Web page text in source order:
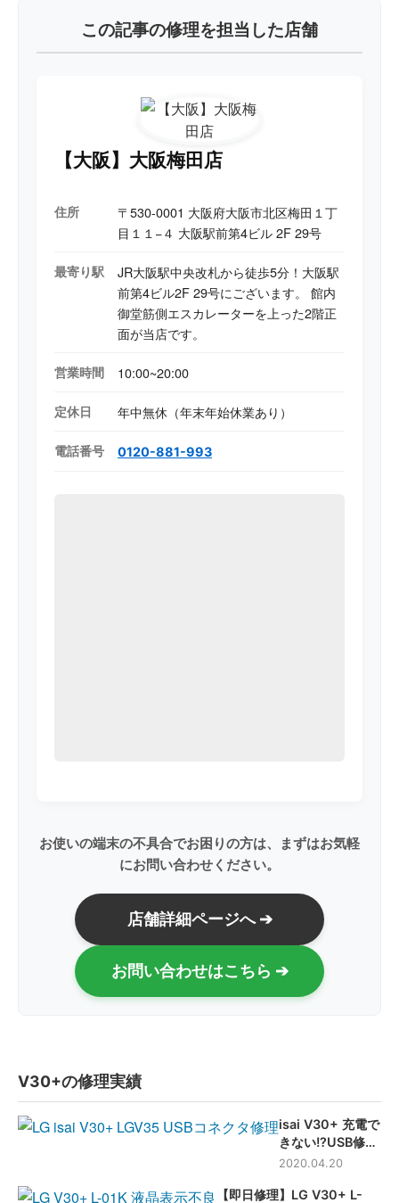
この記事の修理を担当した店舗
【大阪】大阪梅田店
住所
〒530-0001 大阪府大阪市北区梅田１丁
目１１−４ 大阪駅前第4ビル 2F 29号
最寄り駅
JR大阪駅中央改札から徒歩5分！大阪駅
前第4ビル2F 29号にございます。 館内
御堂筋側エスカレーターを上った2階正
面が当店です。
営業時間 10:00~20:00
定休日 年中無休（年末年始休業あり）
電話番号 0120-881-993
お使いの端末の不具合でお困りの方は、まずはお気軽
にお問い合わせください。
店舗詳細ページへ ➔
お問い合わせはこちら ➔
V30+の修理実績
isai V30+ 充電で
きない!?USB修
理-東京-修理解
2020.04.20
【即日修理】LG V30+ L-